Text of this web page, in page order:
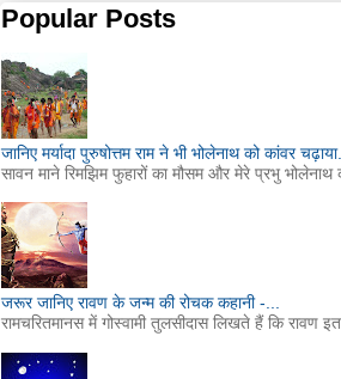
Popular Posts
जानिए मर्यादा पुरुषोत्तम राम ने भी भोलेनाथ को कांवर चढ़ाया...
सावन माने रिमझिम फुहारों का मौसम और मेरे प्रभु भोलेनाथ
जरूर जानिए रावण के जन्म की रोचक कहानी -...
रामचरितमानस में गोस्वामी तुलसीदास लिखते हैं कि रावण